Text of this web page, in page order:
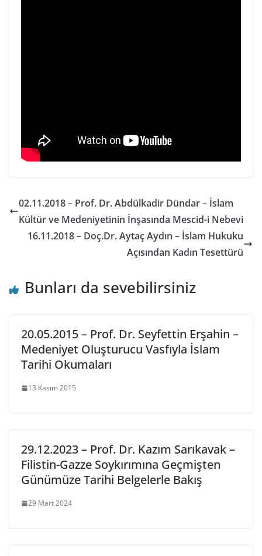
02.11.2018 – Prof. Dr. Abdülkadir Dündar – İslam
Kültür ve Medeniyetinin İnşasında Mescid-i Nebevi
16.11.2018 – Doç.Dr. Aytaç Aydın – İslam Hukuku
Açısından Kadın Tesettürü
Bunları da sevebilirsiniz
20.05.2015 – Prof. Dr. Seyfettin Erşahin –
Medeniyet Oluşturucu Vasfıyla İslam
Tarihi Okumaları
13 Kasım 2015
29.12.2023 – Prof. Dr. Kazım Sarıkavak –
Filistin-Gazze Soykırımına Geçmişten
Günümüze Tarihi Belgelerle Bakış
29 Mart 2024